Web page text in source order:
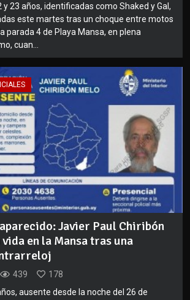
y 23 años, identificadas como Shaked y Gal,
este martes tras un choque entre motos
parada 4 de Playa Mansa, en plena
cuan...
Javier Paul Chiribón
en la Mansa tras una
439
178
ausente desde la noche del 26 de